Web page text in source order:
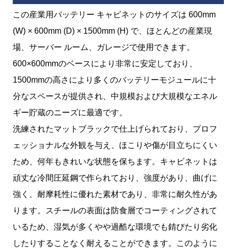
この産業用バッテリー キャビネットのサイズは 600mm
(W) × 600mm (D) × 1500mm (H) で、ほとんどの産業現
場、サーバー ルーム、ガレージで使用できます。
600×600mmのベースにより非常に安定しており、
1500mmの高さにより多くのバッテリーモジュールに十
分なスペースが提供され、中規模および大規模なエネル
ギー貯蔵のニーズに最適です。
洗練されたマットブラックで仕上げられており、プロフ
ェッショナルな外観を与え、ほこりや傷が目立ちにくい
ため、何年もきれいな状態を保ちます。キャビネットは
頑丈な冷間圧延鋼で作られており、強度があり、曲げに
強く、耐摩耗性に優れた素材であり、非常に耐久性があ
ります。スチールの表面は防食層でコーティングされて
いるため、湿気が多くやや過酷な環境でも錆びたり劣化
したりすることなく耐えることができます。このように